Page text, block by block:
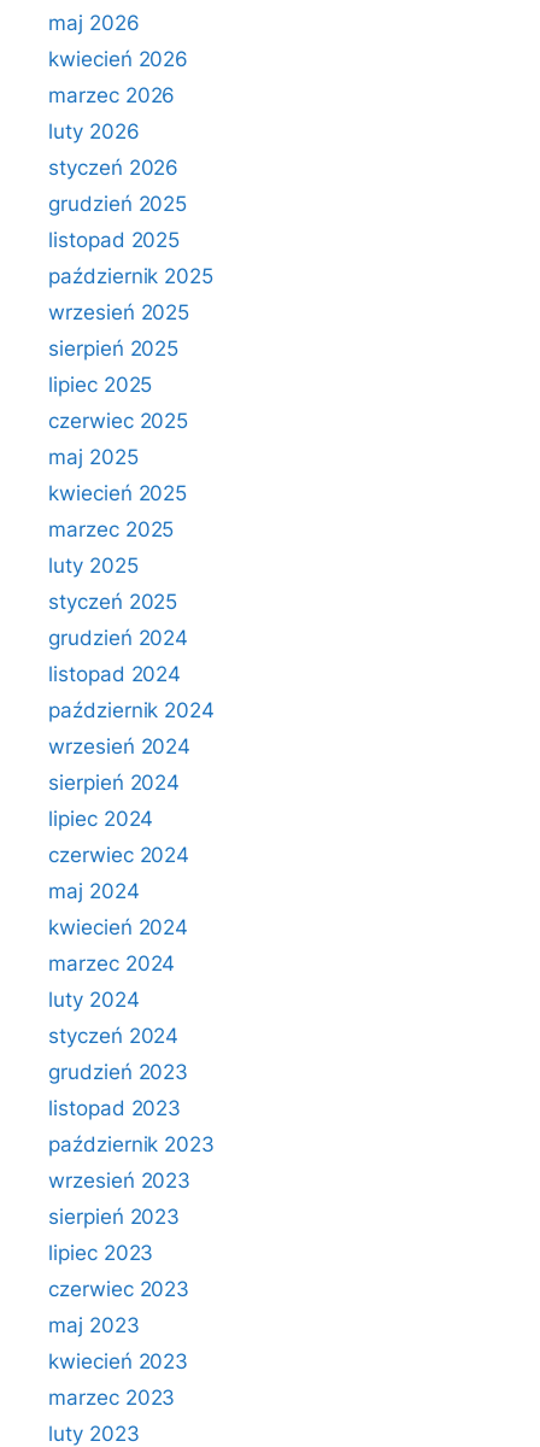
maj 2026
kwiecień 2026
marzec 2026
luty 2026
styczeń 2026
grudzień 2025
listopad 2025
październik 2025
wrzesień 2025
sierpień 2025
lipiec 2025
czerwiec 2025
maj 2025
kwiecień 2025
marzec 2025
luty 2025
styczeń 2025
grudzień 2024
listopad 2024
październik 2024
wrzesień 2024
sierpień 2024
lipiec 2024
czerwiec 2024
maj 2024
kwiecień 2024
marzec 2024
luty 2024
styczeń 2024
grudzień 2023
listopad 2023
październik 2023
wrzesień 2023
sierpień 2023
lipiec 2023
czerwiec 2023
maj 2023
kwiecień 2023
marzec 2023
luty 2023